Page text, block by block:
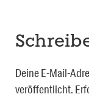
Deine E-Mail-
veröffentlicht.